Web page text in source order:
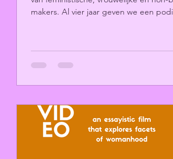
makers. Al vier jaar geven we een